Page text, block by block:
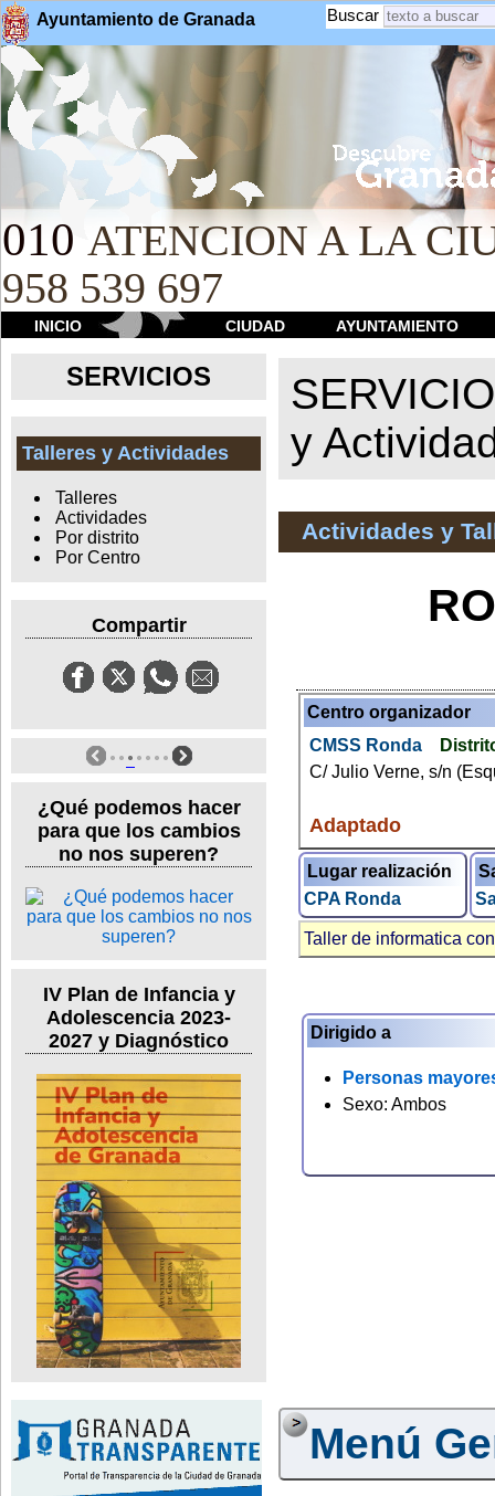
Ayuntamiento de Granada Buscar
010 ATENCION A LA
958 539 697
INICIO CIUDAD AYUNTAMIENTO
SERVICIOS
Talleres y Actividades
Talleres
Actividades
Por distrito
Por Centro
Compartir
¿Qué podemos hacer
para que los cambios
no nos superen?
IV Plan de Infancia y
Adolescencia 2023-
2027 y Diagnóstico
y
Actividades y
Centro organizador
CMSS Ronda
C/ Julio Verne, s/n
Adaptado
Lugar realización
CPA Ronda
Taller de informatica
Dirigido a
Personas
Sexo: Ambos
Menú